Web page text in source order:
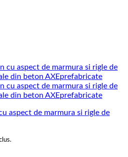
aspect de marmura si rigle de